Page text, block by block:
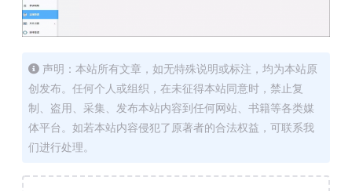
声明：本站所有文章，如无特殊说明或标注，均为本站原
创发布。任何个人或组织，在未征得本站同意时，禁止复
制、盗用、采集、发布本站内容到任何网站、书籍等各类媒
体平台。如若本站内容侵犯了原著者的合法权益，可联系我
们进行处理。